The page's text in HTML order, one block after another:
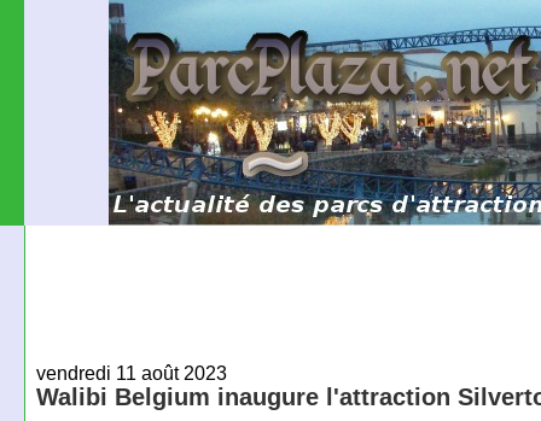
vendredi 11 août 2023
Walibi Belgium inaugure l'attraction